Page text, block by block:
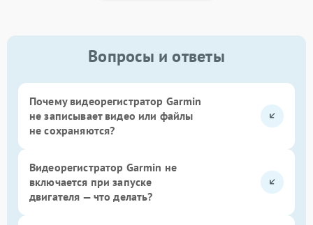
Вопросы и ответы
Почему видеорегистратор Garmin
не записывает видео или файлы
не сохраняются?
Видеорегистратор Garmin не
включается при запуске
двигателя — что делать?